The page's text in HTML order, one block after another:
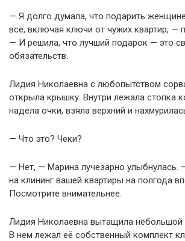
— Я долго думала, что подарить
всё, включая ключи от чужих квартир, —
— И решила, что лучший подарок — это
обязательств.
Лидия Николаевна с любопытством
открыла крышку. Внутри лежала стопка
надела очки, взяла верхний и
— Что это? Чеки?
— Нет, — Марина лучезарно улыбнулась.
на клининг вашей квартиры на полгода
Посмотрите внимательнее.
Лидия Николаевна вытащила небольшой
В нем лежал её собственный комплект